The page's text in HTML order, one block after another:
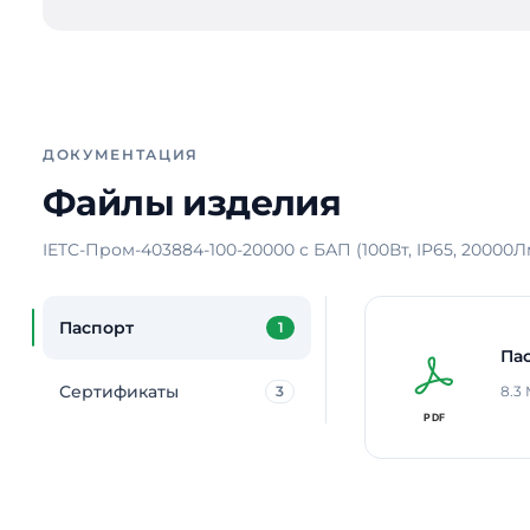
ДОКУМЕНТАЦИЯ
Файлы изделия
IETC-Пром-403884-100-20000 с БАП (100Вт, IP65,
Паспорт 1
Сертификаты 3 8.3